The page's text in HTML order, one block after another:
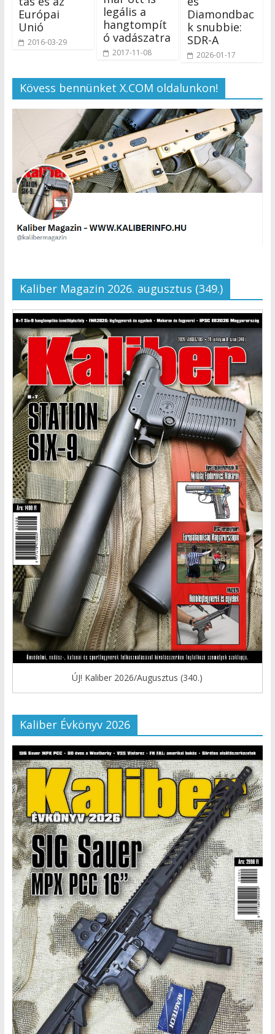
Európai
Unió
2016-03-29
legális a
hangtompít
ó vadászatra
2017-11-08
Diamondbac
k snubbie:
SDR-A
2026-01-17
Kövess bennünket X.COM oldalunkon!
Kaliber Magazin 2026. augusztus (349.)
ÚJ! Kaliber 2026/Augusztus (340.)
Kaliber Évkönyv 2026